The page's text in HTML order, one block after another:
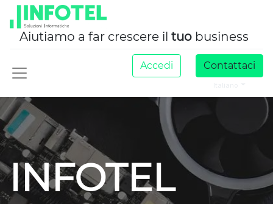
Aiutiamo a far crescere il tuo business
Accedi Contattaci
INFOTEL